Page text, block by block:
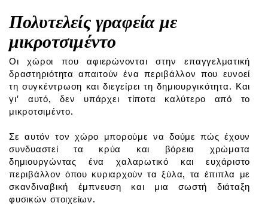
Πολυτελείς γραφεία με
μικροτσιμέντο
Οι χώροι που αφιερώνονται στην επαγγελματική
δραστηριότητα απαιτούν ένα περιβάλλον που ευνοεί
τη συγκέντρωση και διεγείρει τη δημιουργικότητα. Και
γι' αυτό, δεν υπάρχει τίποτα καλύτερο από το
μικροτσιμέντο.
Σε αυτόν τον χώρο μπορούμε να δούμε πώς έχουν
συνδυαστεί τα κρύα και βόρεια χρώματα
δημιουργώντας ένα χαλαρωτικό και ευχάριστο
περιβάλλον όπου κυριαρχούν τα ξύλα, τα έπιπλα με
σκανδιναβική έμπνευση και μια σωστή διάταξη
φυσικών στοιχείων.